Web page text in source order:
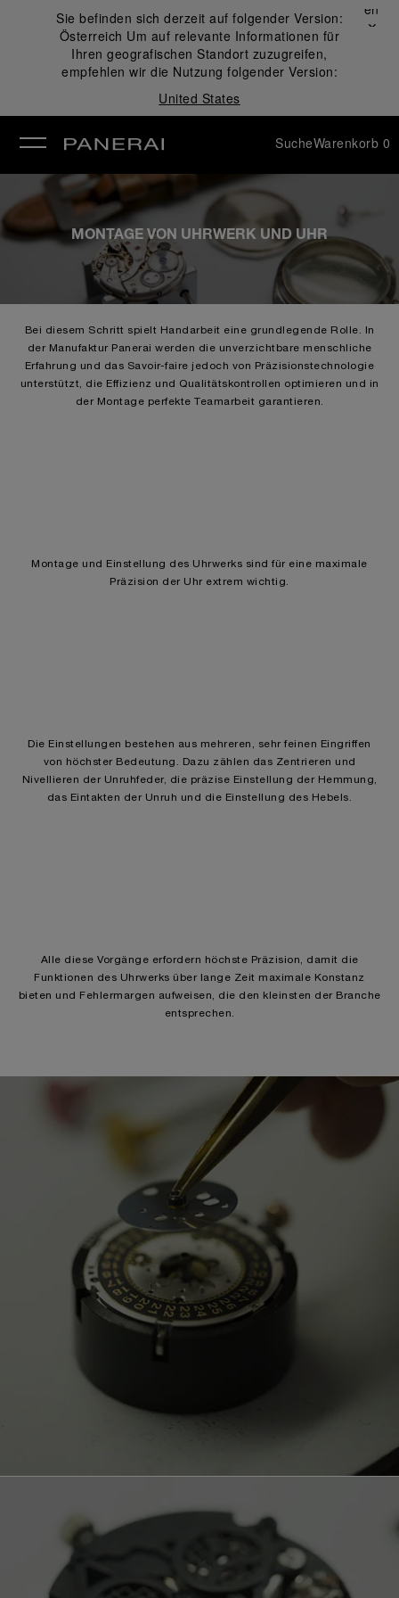
Sie befinden sich derzeit auf folgender Version:
Österreich Um auf relevante Informationen für
Ihren geografischen Standort zuzugreifen,
empfehlen wir die Nutzung folgender Version:
United States
Schließen
✕
SucheWarenkorb 0
MONTAGE VON UHRWERK UND UHR
Bei diesem Schritt spielt Handarbeit eine grundlegende Rolle. In
der Manufaktur Panerai werden die unverzichtbare menschliche
Erfahrung und das Savoir-faire jedoch von Präzisionstechnologie
unterstützt, die Effizienz und Qualitätskontrollen optimieren und in
der Montage perfekte Teamarbeit garantieren.
Montage und Einstellung des Uhrwerks sind für eine maximale
Präzision der Uhr extrem wichtig.
Die Einstellungen bestehen aus mehreren, sehr feinen Eingriffen
von höchster Bedeutung. Dazu zählen das Zentrieren und
Nivellieren der Unruhfeder, die präzise Einstellung der Hemmung,
das Eintakten der Unruh und die Einstellung des Hebels.
Alle diese Vorgänge erfordern höchste Präzision, damit die
Funktionen des Uhrwerks über lange Zeit maximale Konstanz
bieten und Fehlermargen aufweisen, die den kleinsten der Branche
entsprechen.